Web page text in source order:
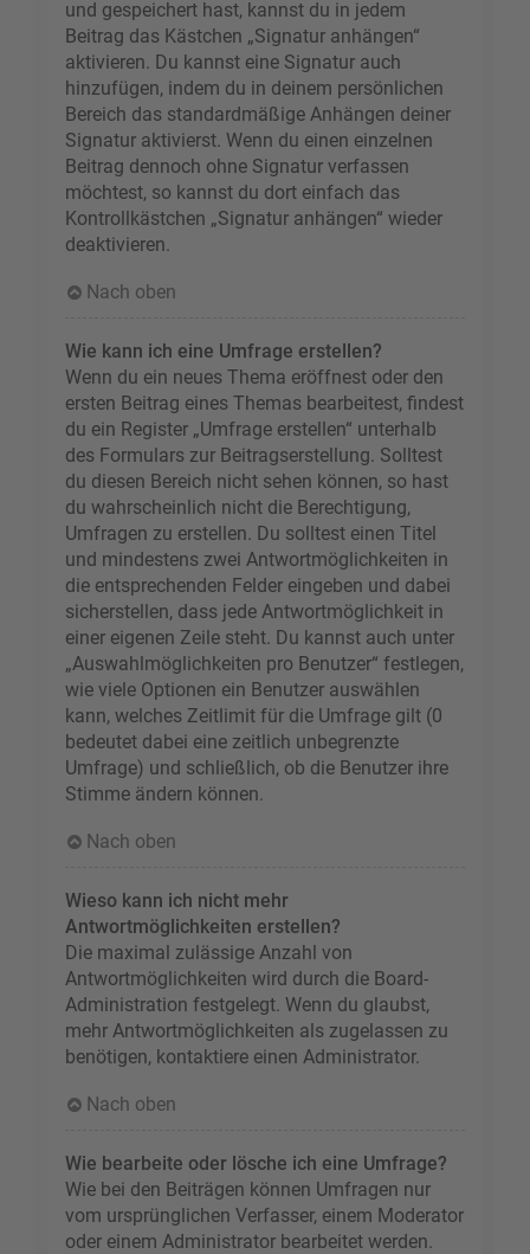
und gespeichert hast, kannst du in jedem
Beitrag das Kästchen „Signatur anhängen“
aktivieren. Du kannst eine Signatur auch
hinzufügen, indem du in deinem persönlichen
Bereich das standardmäßige Anhängen deiner
Signatur aktivierst. Wenn du einen einzelnen
Beitrag dennoch ohne Signatur verfassen
möchtest, so kannst du dort einfach das
Kontrollkästchen „Signatur anhängen“ wieder
deaktivieren.
Nach oben
Wie kann ich eine Umfrage erstellen?
Wenn du ein neues Thema eröffnest oder den
ersten Beitrag eines Themas bearbeitest, findest
du ein Register „Umfrage erstellen“ unterhalb
des Formulars zur Beitragserstellung. Solltest
du diesen Bereich nicht sehen können, so hast
du wahrscheinlich nicht die Berechtigung,
Umfragen zu erstellen. Du solltest einen Titel
und mindestens zwei Antwortmöglichkeiten in
die entsprechenden Felder eingeben und dabei
sicherstellen, dass jede Antwortmöglichkeit in
einer eigenen Zeile steht. Du kannst auch unter
„Auswahlmöglichkeiten pro Benutzer“ festlegen,
wie viele Optionen ein Benutzer auswählen
kann, welches Zeitlimit für die Umfrage gilt (0
bedeutet dabei eine zeitlich unbegrenzte
Umfrage) und schließlich, ob die Benutzer ihre
Stimme ändern können.
Nach oben
Wieso kann ich nicht mehr
Antwortmöglichkeiten erstellen?
Die maximal zulässige Anzahl von
Antwortmöglichkeiten wird durch die Board-
Administration festgelegt. Wenn du glaubst,
mehr Antwortmöglichkeiten als zugelassen zu
benötigen, kontaktiere einen Administrator.
Nach oben
Wie bearbeite oder lösche ich eine Umfrage?
Wie bei den Beiträgen können Umfragen nur
vom ursprünglichen Verfasser, einem Moderator
oder einem Administrator bearbeitet werden.